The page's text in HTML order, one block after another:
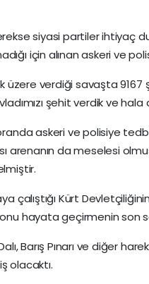
siyasi partiler ihtiyaç
için alınan askeri ve
üzere verdiği savaşta 9167
şehit verdik ve
askeri ve polisiye
arenanın da meselesi
çalıştığı Kürt
hayata geçirmenin son
Barış Pınarı ve diğer
olacaktı.